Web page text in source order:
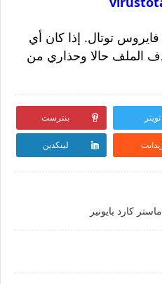
توتال. إذا كان أي
الملف حالا وحذاري من
تويتر بنترست
لينكدين
كارد بايونير